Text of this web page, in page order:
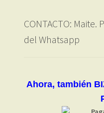
CONTACTO:
del Whatsapp
Ahora, también